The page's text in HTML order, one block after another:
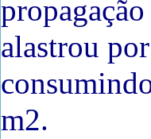
alastrou
m2.